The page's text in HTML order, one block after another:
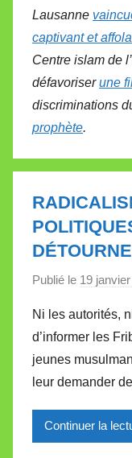
Lausanne
captivant et
Centre islam de
défavoriserune
discriminations
prophète.
Publié le 19
Ni les autorités,
d’informer les
jeunes
leur demander
Continuer la